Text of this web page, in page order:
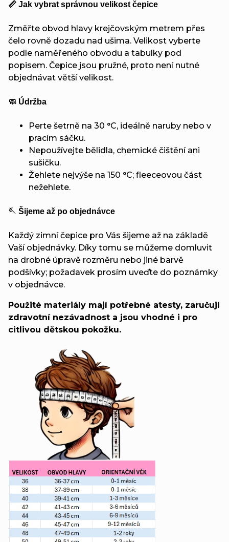
📏 Jak vybrat správnou velikost čepice
Změřte obvod hlavy krejčovským metrem přes
čelo rovně dozadu nad ušima. Velikost vyberte
podle naměřeného obvodu a tabulky pod
popisem. Čepice jsou pružné, proto není nutné
objednávat větší velikost.
🧼 Údržba
Perte šetrně na 30 °C, ideálně naruby nebo v
pracím sáčku.
Nepoužívejte bělidla, chemické čištění ani
sušičku.
Žehlete nejvýše na 150 °C; fleeceovou část
nežehlete.
🪡 Šijeme až po objednávce
Každý zimní čepice pro Vás šijeme až na základě
Vaší objednávky. Díky tomu se můžeme domluvit
na drobné úpravě rozměru nebo jiné barvě
podšívky; požadavek prosím uveďte do poznámky
v objednávce.
Použité materiály mají potřebné atesty, zaručují
zdravotní nezávadnost a jsou vhodné i pro
citlivou dětskou pokožku.